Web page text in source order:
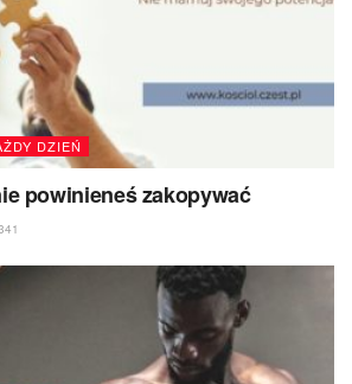
DZIEŃ
powinieneś zakopywać